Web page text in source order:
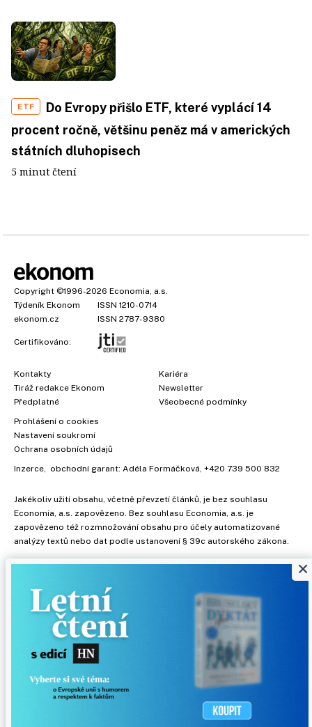
ETF
Do Evropy přišlo ETF, které vyplácí 14
procent ročně, většinu peněz má v amerických
státních dluhopisech
5 minut čtení
Copyright ©1996-2026 Economia, a.s.
Týdeník Ekonom
ISSN 1210-0714
ekonom.cz
ISSN 2787-9380
Certifikováno:
Kontakty
Tiráž redakce Ekonom
Předplatné
Kariéra
Newsletter
Všeobecné podmínky
Prohlášení o cookies
Nastavení soukromí
Ochrana osobních údajů
Inzerce , obchodní garant: Adéla Formáčková +420 739 500 832
Jakékoliv užití obsahu, včetně převzetí článků, je bez souhlasu
Economia, a.s. zapovězeno. Bez souhlasu Economia, a.s. je
zapovězeno též rozmnožování obsahu pro účely automatizované
analýzy textů nebo dat podle ustanovení § 39c autorského zákona.
×